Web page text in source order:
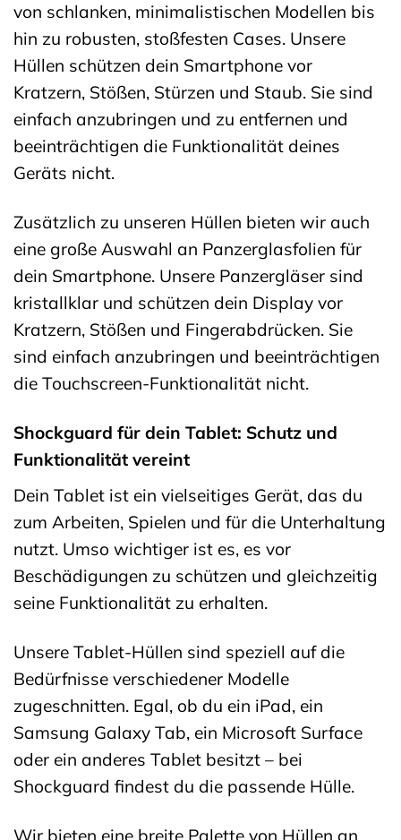
von schlanken, minimalistischen Modellen bis
hin zu robusten, stoßfesten Cases. Unsere
Hüllen schützen dein Smartphone vor
Kratzern, Stößen, Stürzen und Staub. Sie sind
einfach anzubringen und zu entfernen und
beeinträchtigen die Funktionalität deines
Geräts nicht.
Zusätzlich zu unseren Hüllen bieten wir auch
eine große Auswahl an Panzerglasfolien für
dein Smartphone. Unsere Panzergläser sind
kristallklar und schützen dein Display vor
Kratzern, Stößen und Fingerabdrücken. Sie
sind einfach anzubringen und beeinträchtigen
die Touchscreen-Funktionalität nicht.
Shockguard für dein Tablet: Schutz und
Funktionalität vereint
Dein Tablet ist ein vielseitiges Gerät, das du
zum Arbeiten, Spielen und für die Unterhaltung
nutzt. Umso wichtiger ist es, es vor
Beschädigungen zu schützen und gleichzeitig
seine Funktionalität zu erhalten.
Unsere Tablet-Hüllen sind speziell auf die
Bedürfnisse verschiedener Modelle
zugeschnitten. Egal, ob du ein iPad, ein
Samsung Galaxy Tab, ein Microsoft Surface
oder ein anderes Tablet besitzt – bei
Shockguard findest du die passende Hülle.
Wir bieten eine breite Palette von Hüllen an,